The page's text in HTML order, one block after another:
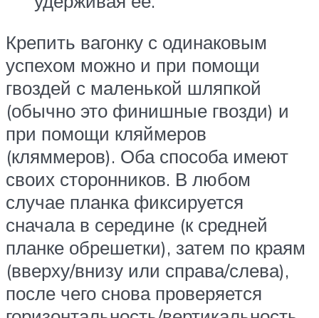
Крепить вагонку с одинаковым
успехом можно и при помощи
гвоздей с маленькой шляпкой
(обычно это финишные гвозди) и
при помощи кляймеров
(кляммеров). Оба способа имеют
своих сторонников. В любом
случае планка фиксируется
сначала в середине (к средней
планке обрешетки), затем по краям
(вверху/внизу или справа/слева),
после чего снова проверяется